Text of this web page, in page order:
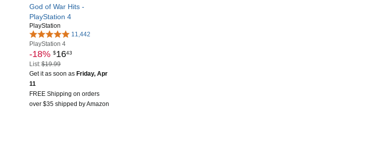
God of War Hits -
PlayStation 4
PlayStation
11,442
PlayStation 4
-18% $1643
List:$19.99
Get it as soon as Friday, Apr
11
FREE Shipping on orders
over $35 shipped by Amazon